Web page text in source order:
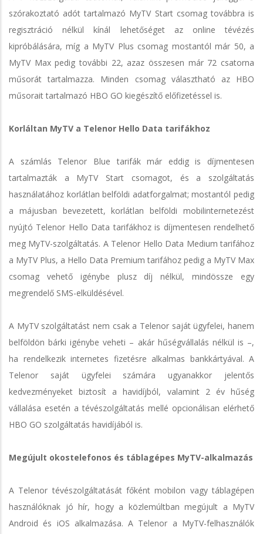
szórakoztató adót tartalmazó MyTV Start csomag továbbra is
regisztráció nélkül kínál lehetőséget az online tévézés
kipróbálására, míg a MyTV Plus csomag mostantól már 50, a
MyTV Max pedig további 22, azaz összesen már 72 csatorna
műsorát tartalmazza. Minden csomag választható az HBO
műsorait tartalmazó HBO GO kiegészítő előfizetéssel is.
Korláltan MyTV a Telenor Hello Data tarifákhoz
A számlás Telenor Blue tarifák már eddig is díjmentesen
tartalmazták a MyTV Start csomagot, és a szolgáltatás
használatához korlátlan belföldi adatforgalmat; mostantól pedig
a májusban bevezetett, korlátlan belföldi mobilinternetezést
nyújtó Telenor Hello Data tarifákhoz is díjmentesen rendelhető
meg MyTV-szolgáltatás. A Telenor Hello Data Medium tarifához
a MyTV Plus, a Hello Data Premium tarifához pedig a MyTV Max
csomag vehető igénybe plusz díj nélkül, mindössze egy
megrendelő SMS-elküldésével.
A MyTV szolgáltatást nem csak a Telenor saját ügyfelei, hanem
belföldön bárki igénybe veheti – akár hűségvállalás nélkül is –,
ha rendelkezik internetes fizetésre alkalmas bankkártyával. A
Telenor saját ügyfelei számára ugyanakkor jelentős
kedvezményeket biztosít a havidíjból, valamint 2 év hűség
vállalása esetén a tévészolgáltatás mellé opcionálisan elérhető
HBO GO szolgáltatás havidíjából is.
Megújult okostelefonos és táblagépes MyTV-alkalmazás
A Telenor tévészolgáltatását főként mobilon vagy táblagépen
használóknak jó hír, hogy a közlemúltban megújult a MyTV
Android és iOS alkalmazása. A Telenor a MyTV-felhasználók